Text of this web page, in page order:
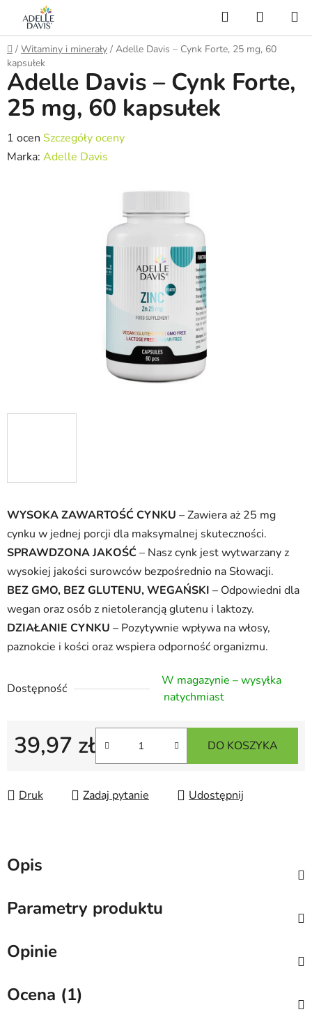
treści
Szukaj
Home
/ Witaminy i minerały / Adelle Davis – Cynk Forte, 25 mg, 60
kapsułek
WYSOKA ZAWARTOŚĆ CYNKU – Zawiera aż 25 mg
cynku w jednej porcji dla maksymalnej skuteczności.
SPRAWDZONA JAKOŚĆ– Nasz cynk jest wytwarzany z
wysokiej jakości surowców bezpośrednio na Słowacji.
BEZ GMO, BEZ GLUTENU, WEGAŃSKI – Odpowiedni dla
wegan oraz osób z nietolerancją glutenu i laktozy.
DZIAŁANIE CYNKU – Pozytywnie wpływa na włosy,
paznokcie i kości oraz wspiera odporność organizmu.
Dostępność
W magazynie – wysyłka
natychmiast
39,97 zł
Cena jednostkowa:
DO KOSZYKA
Druk Zadaj pytanie Udostępnij
Adelle Davis – Cynk Forte,
25 mg, 60 kapsułek
Średnia
ocena
1 ocen Szczegóły oceny
Marka: Adelle Davis
Opis
Parametry produktu
Opinie
Ocena (1)